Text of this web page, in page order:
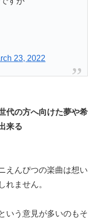
23, 2022
代の方へ向けた夢や希
来る
えんぴつの楽曲は想い
れません。
いう意見が多いのもそ